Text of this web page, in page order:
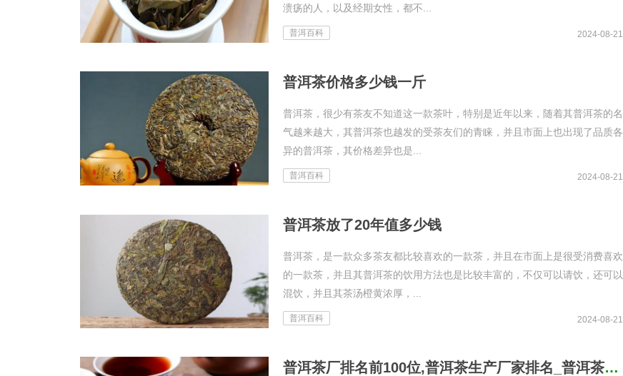
溃疡的人，以及经期女性，都不...
普洱百科 2024-08-21
普洱茶价格多少钱一斤
普洱茶，很少有茶友不知道这一款茶叶，特别是近年以来，随着其普洱茶的名
气越来越大，其普洱茶也越发的受茶友们的青睐，并且市面上也出现了品质各
异的普洱茶，其价格差异也是...
普洱百科 2024-08-21
普洱茶放了20年值多少钱
普洱茶，是一款众多茶友都比较喜欢的一款茶，并且在市面上是很受消费喜欢
的一款茶，并且其普洱茶的饮用方法也是比较丰富的，不仅可以请饮，还可以
混饮，并且其茶汤橙黄浓厚，...
普洱百科 2024-08-21
普洱茶厂排名前100位,普洱茶生产厂家排名_普洱茶厂排名前100位,普洱茶生